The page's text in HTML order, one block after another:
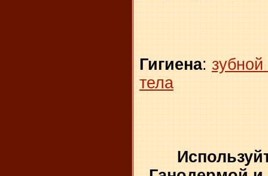
Гигиена: зубной
тела